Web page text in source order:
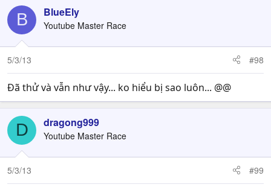
B BlueEly
Youtube Master Race
5/3/13 #98
Đã thử và vẫn như vậy... ko hiểu bị sao luôn... @@
D dragong999
Youtube Master Race
5/3/13 #99